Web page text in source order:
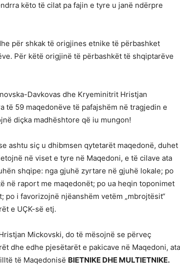
këto të cilat pa fajin e tyre u janë ndërpre
për shkak të origjines etnike të përbashket
Për këtë origjinë të përbashkët të shqiptarëve
Davkovas dhe Kryeminitrit Hristjan
të 59 maqedonëve të pafajshëm në tragjedin e
diçka madhështore që iu mungon!
ashtu siç u dhibmsen qytetarët maqedonë, duhet
në viset e tyre në Maqedoni, e të cilave ata
shqipe: nga gjuhë zyrtare në gjuhë lokale; po
në raport me maqedonët; po ua heqin toponimet
po i favorizojnë njëanshëm vetëm „mbrojtësit“
e UÇK-së etj.
Mickovski, do të mësojnë se përveç
dhe edhe pjesëtarët e pakicave në Maqedoni, ata
të Maqedonisë BIETNIKE DHE MULTIETNIKE.